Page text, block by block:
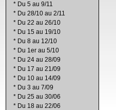
* Du 5 au 9/11
* Du 28/10 au 2/11
* Du 22 au 26/10
* Du 15 au 19/10
* Du 8 au 12/10
* Du 1er au 5/10
* Du 24 au 28/09
* Du 17 au 21/09
* Du 10 au 14/09
* Du 3 au 7/09
* Du 25 au 30/06
* Du 18 au 22/06